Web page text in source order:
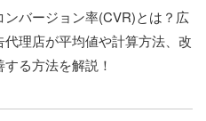
ンバージョン率(CVR)とは？広
代理店が平均値や計算方法、改
する方法を解説！